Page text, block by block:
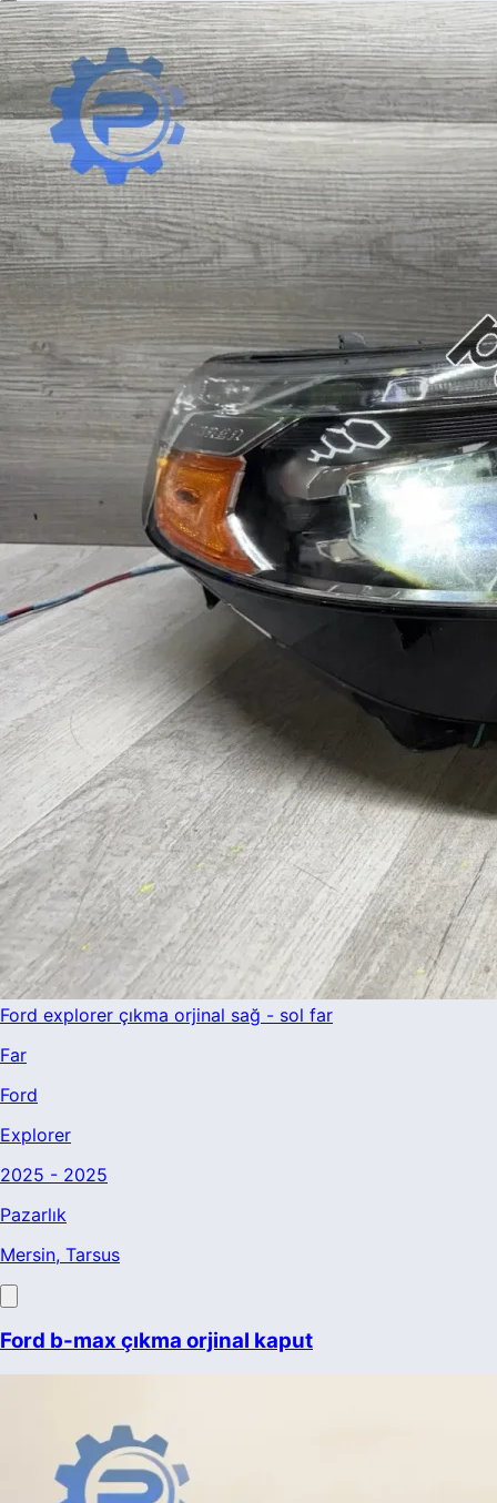
Ford explorer çıkma orjinal sağ - sol far
Far
Ford
Explorer
2025 - 2025
Pazarlık
Mersin, Tarsus
Ford b-max çıkma orjinal kaput